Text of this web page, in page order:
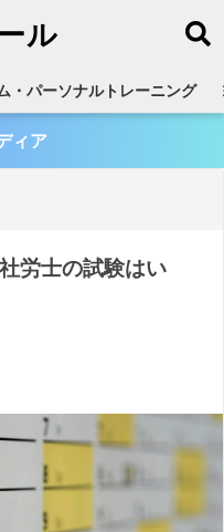
ル
・パーソナルトレーニング
ィア
労士の試験はい